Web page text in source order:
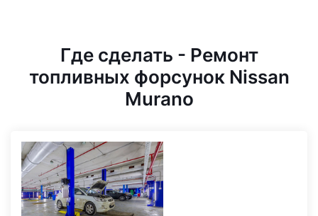
Где сделать - Ремонт
топливных форсунок Nissan
Murano